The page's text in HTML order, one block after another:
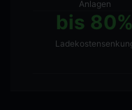
Anlagen
bis 80%